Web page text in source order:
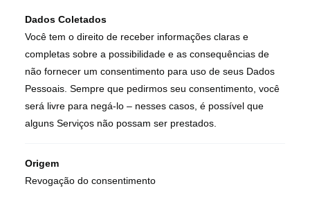
Dados Coletados
Você tem o direito de receber informações claras e
completas sobre a possibilidade e as consequências de
não fornecer um consentimento para uso de seus Dados
Pessoais. Sempre que pedirmos seu consentimento, você
será livre para negá-lo – nesses casos, é possível que
alguns Serviços não possam ser prestados.
Origem
Revogação do consentimento